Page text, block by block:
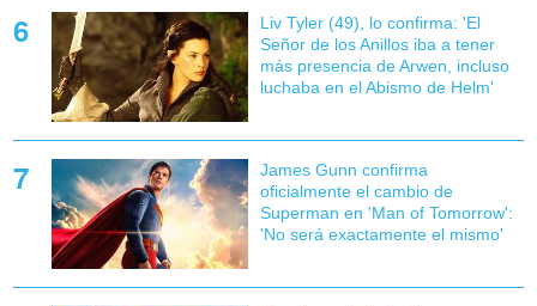
Liv Tyler (49), lo confirma: 'El
Señor de los Anillos iba a tener
más presencia de Arwen, incluso
luchaba en el Abismo de Helm'
James Gunn confirma
oficialmente el cambio de
Superman en 'Man of Tomorrow':
'No será exactamente el mismo'